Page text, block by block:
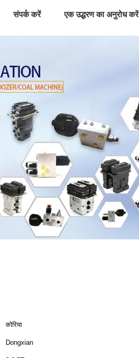
संपर्क करें एक उद्धरण का अनुरोध करें
कोरिया
Dongxian